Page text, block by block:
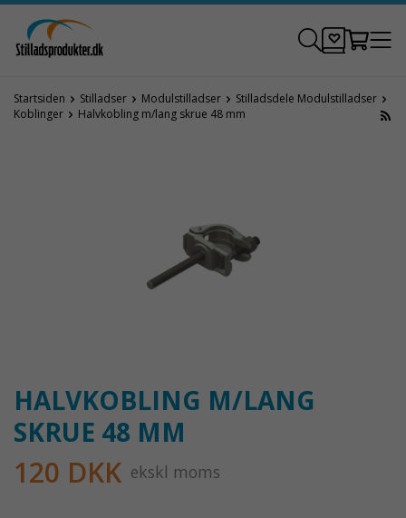
Startsiden Stilladser Modulstilladser
Stilladsdele Modulstilladser
Koblinger
Halvkobling m/lang skrue 48 mm
HALVKOBLING M/LANG
SKRUE 48 MM
120 DKK ekskl moms